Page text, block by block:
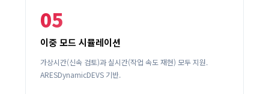
05
이중 모드 시뮬레이션
가상시간(신속 검토)과 실시간(작업 속도 재현) 모두 지원.
ARESDynamicDEVS 기반.